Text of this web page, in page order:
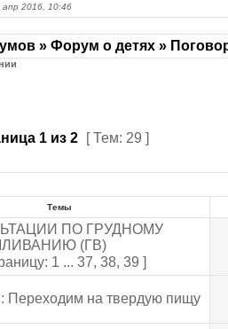
апр 2016, 10:46
» Форум о детях »
1из 2 [ Тем: 29 ]
Темы
ПО ГРУДНОМУ
(ГВ)
1 ... 37, 38, 39 ]
на твердую пищу